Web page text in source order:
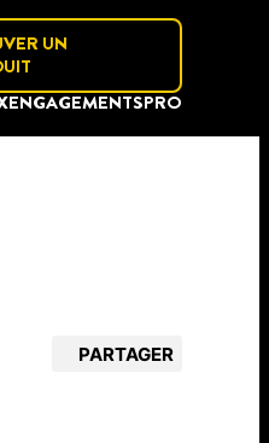
ENGAGEMENTSPRO
UN
PARTAGER